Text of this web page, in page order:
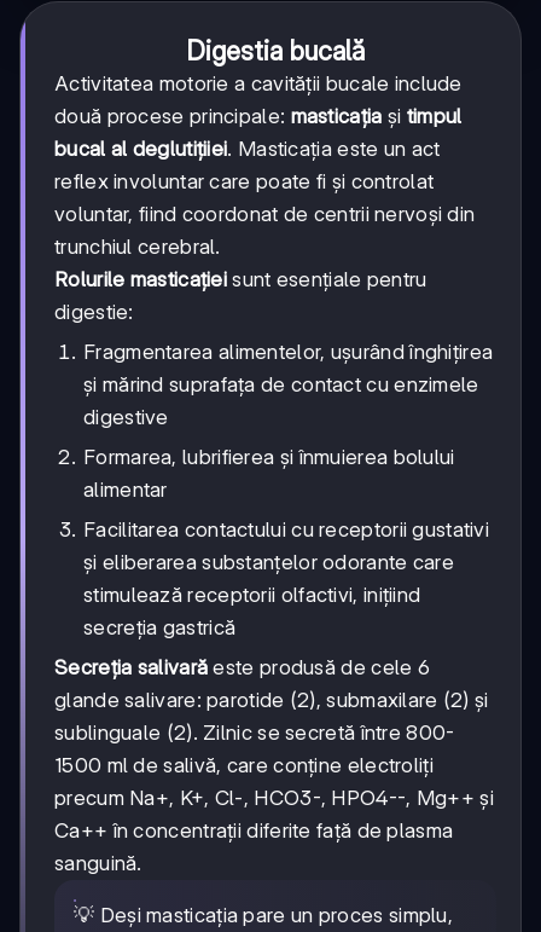
Digestia bucală
Activitatea motorie a cavității bucale include
două procese principale: masticația și timpul
bucal al deglutițiiei. Masticația este un act
reflex involuntar care poate fi și controlat
voluntar, fiind coordonat de centrii nervoși din
trunchiul cerebral.
Rolurile masticației sunt esențiale pentru
digestie:
Fragmentarea alimentelor, ușurând înghițirea
și mărind suprafața de contact cu enzimele
digestive
Formarea, lubrifierea și înmuierea bolului
alimentar
Facilitarea contactului cu receptorii gustativi
și eliberarea substanțelor odorante care
stimulează receptorii olfactivi, inițiind
secreția gastrică
Secreția salivară este produsă de cele 6
glande salivare: parotide (2), submaxilare (2) și
sublinguale (2). Zilnic se secretă între 800-
1500 ml de salivă, care conține electroliți
precum Na+, K+, Cl-, HCO3-, HPO4--, Mg++ și
Ca++ în concentrații diferite față de plasma
sanguină.
💡 Deși masticația pare un proces simplu,